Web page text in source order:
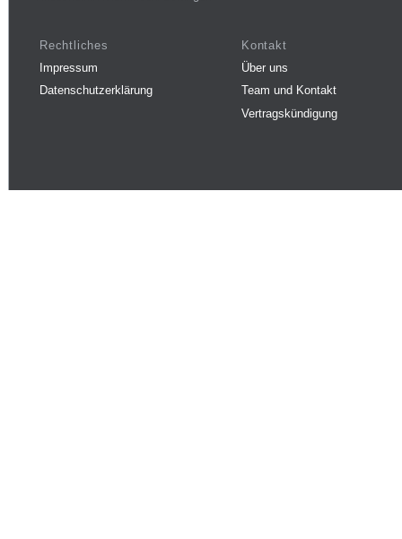
Rechtliches
Impressum
Datenschutzerklärung
Kontakt
Über uns
Team und Kontakt
Vertragskündigung